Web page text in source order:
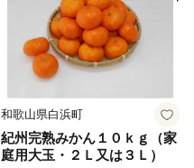
和歌山県白浜町
紀州完熟みかん１０ｋｇ（家
庭用大玉・２Ｌ又は３Ｌ）